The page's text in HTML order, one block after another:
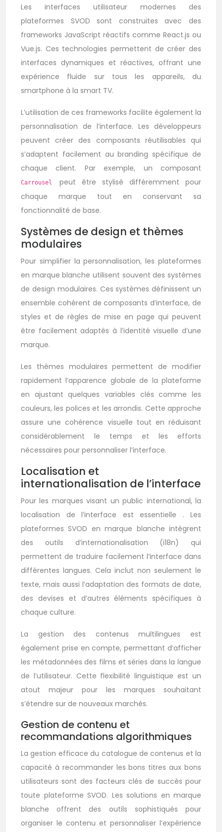
Les interfaces utilisateur modernes des
plateformes SVOD sont construites avec des
frameworks JavaScript réactifs comme React.js ou
Vue.js. Ces technologies permettent de créer des
interfaces dynamiques et réactives, offrant une
expérience fluide sur tous les appareils, du
smartphone à la smart TV.
L’utilisation de ces frameworks facilite également la
personnalisation de l’interface. Les développeurs
peuvent créer des composants réutilisables qui
s’adaptent facilement au branding spécifique de
chaque client. Par exemple, un composant
Carrousel peut être stylisé différemment pour
chaque marque tout en conservant sa
fonctionnalité de base.
Systèmes de design et thèmes
modulaires
Pour simplifier la personnalisation, les plateformes
en marque blanche utilisent souvent des systèmes
de design modulaires. Ces systèmes définissent un
ensemble cohérent de composants d’interface, de
styles et de règles de mise en page qui peuvent
être facilement adaptés à l’identité visuelle d’une
marque.
Les thèmes modulaires permettent de modifier
rapidement l’apparence globale de la plateforme
en ajustant quelques variables clés comme les
couleurs, les polices et les arrondis. Cette approche
assure une cohérence visuelle tout en réduisant
considérablement le temps et les efforts
nécessaires pour personnaliser l’interface.
Localisation et
internationalisation de l’interface
Pour les marques visant un public international, la
localisation de l’interface est essentielle . Les
plateformes SVOD en marque blanche intègrent
des outils d’internationalisation (i18n) qui
permettent de traduire facilement l’interface dans
différentes langues. Cela inclut non seulement le
texte, mais aussi l’adaptation des formats de date,
des devises et d’autres éléments spécifiques à
chaque culture.
La gestion des contenus multilingues est
également prise en compte, permettant d’afficher
les métadonnées des films et séries dans la langue
de l’utilisateur. Cette flexibilité linguistique est un
atout majeur pour les marques souhaitant
s’étendre sur de nouveaux marchés.
Gestion de contenu et
recommandations algorithmiques
La gestion efficace du catalogue de contenus et la
capacité à recommander les bons titres aux bons
utilisateurs sont des facteurs clés de succès pour
toute plateforme SVOD. Les solutions en marque
blanche offrent des outils sophistiqués pour
organiser le contenu et personnaliser l’expérience